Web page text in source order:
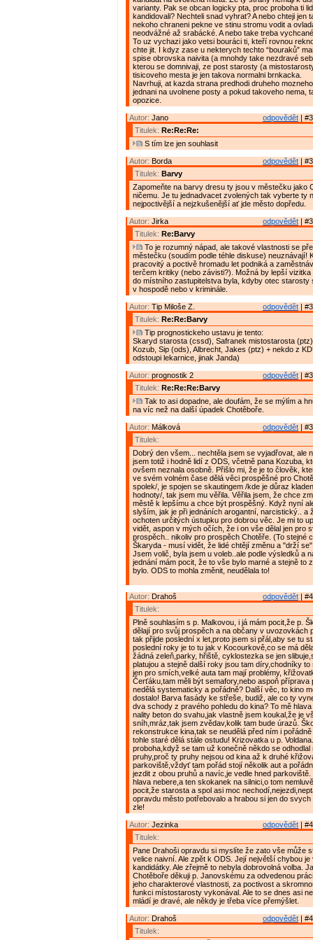
varianty. Pak se obcan logicky pta, proc proboha ti
kandidovali? Nechteli snad vyhrat? A nebo chteji jen
nekoho chraneni pekne ve stinu stromu vodit a
neodvážné až srabácké. A nebo take treba
To uz vychazi jako vetsi bouráci ti, kteří rovnou
chte jit. I kdyz zase u nekterych techto “bouraků”
spise obrovska naivita (a mnohdy take nezdravé
kterou se domnivaji, ze post starosty (a
tisicoveho mesta je jen takova normalni brnkacka.
Navrhuji, at kazda strana predhodi druheho
jednani na uvolnene posty a pokud takoveho nema,
opozice.
odpovědět |
Autor: Jano
Titulek: Re:Re:Re:
S tím lze jen souhlasit
odpovědět |
Autor: Borda
Titulek: Barvy
Zapomeňte na barvy dresu ty jsou v městečku jako
ničemu. Je tu jednadvacet zvolených tak vyberte ty
nejpoctivější a nejzkušenější ať jde město dopředu.
odpovědět |
Autor: Jirka
Titulek: Re:Barvy
To je rozumný nápad, ale takové vlastnosti se
městečku (soudím podle téhle diskuse) neuznávají!
pracovitý a poctivě hromadu let podniká a
terčem kritiky (nebo závisti?). Možná by lepší vizitka
do místního zastupitelstva byla, kdyby otec starosty
v hospodě nebo v kriminále.
odpovědět |
Autor: Tip Miloše Z.
Titulek: Re:Re:Barvy
Tip prognostickeho ustavu je tento:
Skaryd starosta (cssd), Safranek mistostarosta
Kozub, Sip (ods), Albrecht, Jakes (ptz) + nekdo z
odstoupi lekarnice, jinak Janda)
odpovědět |
Autor: prognostik 2
Titulek: Re:Re:Re:Barvy
Tak to asi dopadne, ale doufám, že se mýlím a
na víc než na další úpadek Chotěboře.
odpovědět |
Autor: Málková
Titulek:
Dobrý den všem... nechtěla jsem se vyjadřovat, ale
jsem totiž i hodně lidí z ODS, včetně pana Kozuba,
ovšem neznala osobně. Přišlo mi, že je to člověk,
ve svém volném čase dělá věci prospěšné pro
spolek/, je spojen se skautingem /kde je důraz
hodnoty/, tak jsem mu věřila. Věřila jsem, že chce
městě k lepšímu a chce být prospěšný. Když nyní
slyším, jak je při jednáních arogantní, narcistický.. a
ochoten určitých ústupku pro dobrou věc. Je mi to
vidět, aspon v mých očích, že i on vše dělal jen pro
prospěch.. nikoliv pro prospěch Chotěře. (To stejné
Škaryda - musí vidět, že lidé chtějí změnu a "drží
Jsem volič, byla jsem u voleb..ale podle výsledků a
jednání mám pocit, že to vše bylo marné a stejně to
bylo. ODS to mohla změnit, neudělala to!
odpovědět |
Autor: Drahoš
Titulek:
Plně souhlasím s p. Malkovou, i já mám pocit,že p.
dělají pro svůj prospěch a na občany v uvozovkách
tak přijde poslední x let,proto jsem si přál,aby se tu
poslední roky je to tu jak v Kocourkově,co se má
žádná zeleň,parky, hřiště, cyklostezka se jen
platujou a stejně další roky jsou tam díry,chodníky to
jen pro smích,velké auta tam mají problémy,
Čerťáku,tam měli být semafory,nebo aspoň příprava
nedělá systematicky a pořádně? Další věc, to kino
dostalo! Barva fasády ke střeše, budiž, ale co ty
dva schody z pravého pohledu do kina? To mě
nality beton do svahu,jak vlastně jsem koukal,že je
sníh,mráz,tak jsem zvědav,kolik tam bude úrazů.
rekonstrukce kina,tak se neudělá před ním i
tohle staré dělá stále ostudu! Krizovatka u p.
proboha,když se tam už konečně někdo se odhodlal
pruhy,proč ty pruhy nejsou od kina až k druhé
parkoviště,vždyť tam pořád stojí několik aut a
jezdit z obou pruhů a navíc,je vedle hned parkoviště.
hlava nebere,a ten skokanek na silnici,o tom
pocit,že starosta a spol asi moc
opravdu město potřebovalo a hrabou si jen do svych
zle!
odpovědět |
Autor: Jezinka
Titulek:
Pane Drahoši opravdu si myslíte že zato vše může
velice naivní. Ale zpět k ODS. Její největší chybou je
kandidátky. Ale zřejmě to nebyla dobrovolná volba.
Chotěboře děkuji p. Janovskému za odvedenou
jeho charakterové vlastnosti, za poctivost a
funkci místostarosty vykonával. Ale to se dnes asi
mládí je dravé, ale někdy je třeba více přemýšlet.
odpovědět |
Autor: Drahoš
Titulek: